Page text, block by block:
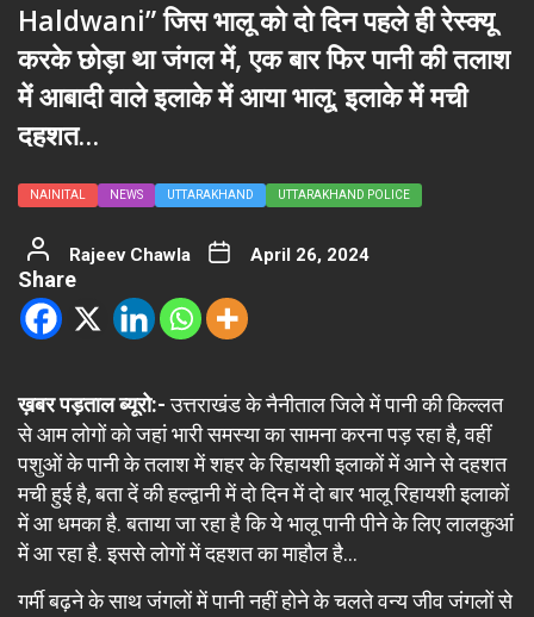
Haldwani” जिस भालू को दो दिन पहले ही रेस्क्यू
करके छोड़ा था जंगल में, एक बार फिर पानी की तलाश
में आबादी वाले इलाके में आया भालू; इलाके में मची
दहशत…
NAINITAL NEWS UTTARAKHAND UTTARAKHAND POLICE
Rajeev Chawla April 26, 2024
Share
ख़बर पड़ताल ब्यूरो:-उत्तराखंड के नैनीताल जिले में पानी की किल्लत
से आम लोगों को जहां भारी समस्या का सामना करना पड़ रहा है, वहीं
पशुओं के पानी के तलाश में शहर के रिहायशी इलाकों में आने से दहशत
मची हुई है, बता दें की हल्द्वानी में दो दिन में दो बार भालू रिहायशी इलाकों
में आ धमका है. बताया जा रहा है कि ये भालू पानी पीने के लिए लालकुआं
में आ रहा है. इससे लोगों में दहशत का माहौल है…
गर्मी बढ़ने के साथ जंगलों में पानी नहीं होने के चलते वन्य जीव जंगलों से